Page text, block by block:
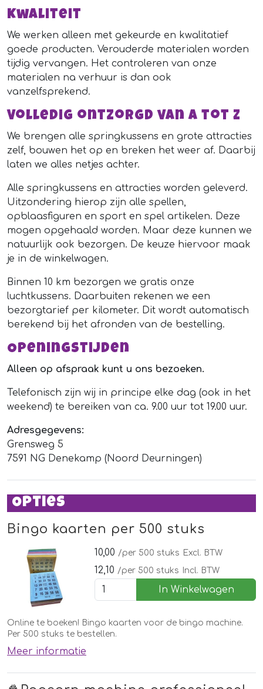
Kwaliteit
We werken alleen met gekeurde en kwalitatief
goede producten. Verouderde materialen worden
tijdig vervangen. Het controleren van onze
materialen na verhuur is dan ook
vanzelfsprekend.
Volledig ontzorgd van A tot Z
We brengen alle springkussens en grote attracties
zelf, bouwen het op en breken het weer af. Daarbij
laten we alles netjes achter.
Alle springkussens en attracties worden geleverd.
Uitzondering hierop zijn alle spellen,
opblaasfiguren en sport en spel artikelen. Deze
mogen opgehaald worden. Maar deze kunnen we
natuurlijk ook bezorgen. De keuze hiervoor maak
je in de winkelwagen.
Binnen 10 km bezorgen we gratis onze
luchtkussens. Daarbuiten rekenen we een
bezorgtarief per kilometer. Dit wordt automatisch
berekend bij het afronden van de bestelling.
Openingstijden
Alleen op afspraak kunt u ons bezoeken.
Telefonisch zijn wij in principe elke dag (ook in het
weekend) te bereiken van ca. 9.00 uur tot 19.00 uur.
Adresgegevens:
Grensweg 5
7591 NG Denekamp (Noord Deurningen)
Opties
Bingo kaarten per 500 stuks
10,00 /per 500 stuks Excl. BTW
12,10 /per 500 stuks Incl. BTW
In Winkelwagen
Online te boeken! Bingo kaarten voor de bingo machine.
Per 500 stuks te bestellen.
Meer informatie